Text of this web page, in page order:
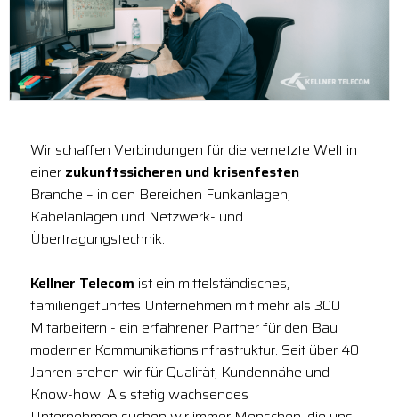
Wir schaffen Verbindungen für die vernetzte Welt in
einer zukunftssicheren und krisenfesten
Branche – in den Bereichen Funkanlagen,
Kabelanlagen und Netzwerk- und
Übertragungstechnik.
Kellner Telecom ist ein mittelständisches,
familiengeführtes Unternehmen mit mehr als 300
Mitarbeitern - ein erfahrener Partner für den Bau
moderner Kommunikationsinfrastruktur. Seit über 40
Jahren stehen wir für Qualität, Kundennähe und
Know-how. Als stetig wachsendes